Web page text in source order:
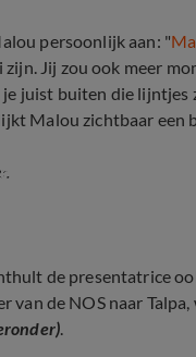
persoonlijk aan: "
zijn. Jij zou ook meer
juist buiten die lijntjes
Malou zichtbaar een
goede start
de presentatrice
van de NOS naar
.